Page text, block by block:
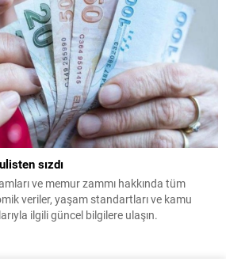
sızdı
ve memur zammı hakkında tüm
veriler, yaşam standartları ve kamu
ilgili güncel bilgilere ulaşın.